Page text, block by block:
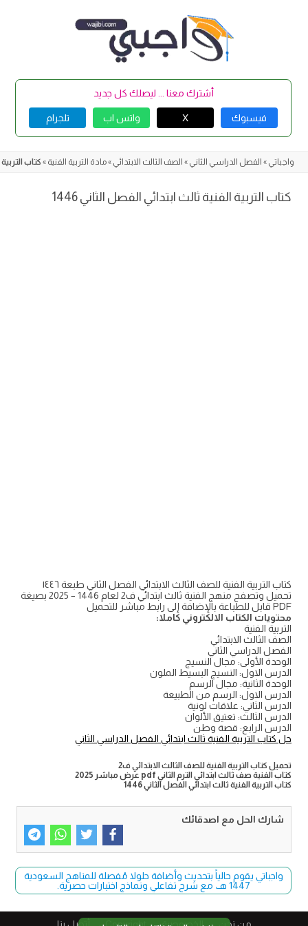
أشترك معنا ... ليصلك كل جديد
فيسبوك X واتس اب تلجرام
واجباتي » الفصل الدراسي الثاني » الصف الثالث الابتدائي »مادة التربية الفنية » كتاب التربية
كتاب التربية الفنية ثالث ابتدائي الفصل الثاني 1446
كتاب التربية الفنية للصف الثالث الابتدائي الفصل الثاني طبعة ١٤٤٦
تحميل وتصفح منهج الفنية ثالث ابتدائي ف2 لعام 1446 – 2025 بصيغة
PDF قابل للطباعة بالإضافة إلى رابط مباشر للتحميل
محتويات الكتاب الالكتروني كاملا:
التربية الفنية
الصف الثالث الابتدائي
الفصل الدراسي الثاني
الوحدة الأولى: مجال النسيج
الدرس الاول: النسيج البسيط الملون
الوحدة الثانية: مجال الرسم
الدرس الاول: الرسم من الطبيعة
الدرس الثاني: علاقات لونية
الدرس الثالث: تعتيق الألوان
الدرس الرابع: قصة وطن
حل كتاب التربية الفنية ثالث ابتدائي الفصل الدراسي الثاني
تحميل كتاب التربية الفنية للصف الثالث الابتدائي ف2
كتاب الفنية صف ثالث ابتدائي الترم الثاني pdf عرض مباشر 2025
كتاب التربية الفنية ثالث ابتدائي الفصل الثاني 1446
شارك الحل مع اصدقائك
واجباتي يقوم حالياً بتحديث وأضافة حلولا مُفصلة للمناهج السعودية
1447 هـ، مع شرح تفاعلي ونماذج اختبارات حصرية.